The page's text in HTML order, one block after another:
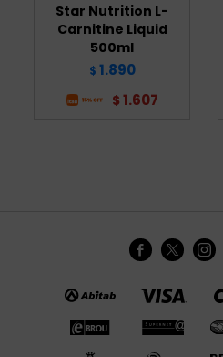
Star Nutrition L-
Carnitine Liquid
500ml
$ 1.890
$ 1.607
  